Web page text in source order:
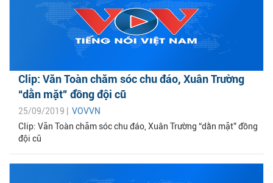
Clip: Văn Toàn chăm sóc chu đáo, Xuân Trường
“dằn mặt” đồng đội cũ
25/09/2019 | VOVVN
Clip: Văn Toàn chăm sóc chu đáo, Xuân Trường “dằn mặt” đồng
đội cũ